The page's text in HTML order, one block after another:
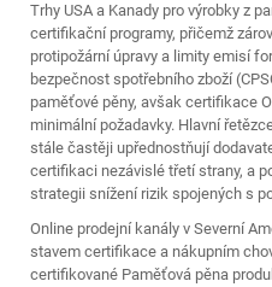
Trhy USA a Kanady pro výrobky z
certifikační programy, přičemž
protipožární úpravy a limity emisí
bezpečnost spotřebního zboží
paměťové pěny, avšak certifikace
minimální požadavky. Hlavní
stále častěji upřednostňují
certifikaci nezávislé třetí strany, a
strategii snížení rizik spojených s
Online prodejní kanály v Severní
stavem certifikace a nákupním
certifikované Paměťová pěna